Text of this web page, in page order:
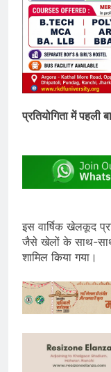
प्रतियोगिता में पहली
इस वार्षिक खेलकूद
जैसे खेलों के साथ-साथ
शामिल किया गया।